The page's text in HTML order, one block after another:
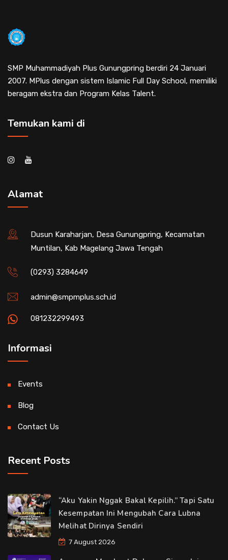
SMP Muhammadiyah Plus Gunungpring berdiri 24 Januari
2007. MPlus dengan sistem Islamic Full Day School, memiliki
beragam ekstra dan Program Kelas Talent.
Temukan kami di
Alamat
Dusun Karaharjan, Desa Gunungpring, Kecamatan
Muntilan, Kab Magelang Jawa Tengah
(0293) 3284649
admin@smpmplus.sch.id
081232299493
Informasi
Events
Blog
Contact Us
Recent Posts
“Aku Yakin Nggak Bakal Kepilih.” Tapi Satu
Kesempatan Ini Mengubah Cara Lubna
Melihat Dirinya Sendiri
7 August 2026